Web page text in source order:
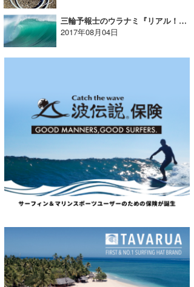
三輪予報士のウラナミ『リアル！嵐の前の静けさ』
2017年08月04日